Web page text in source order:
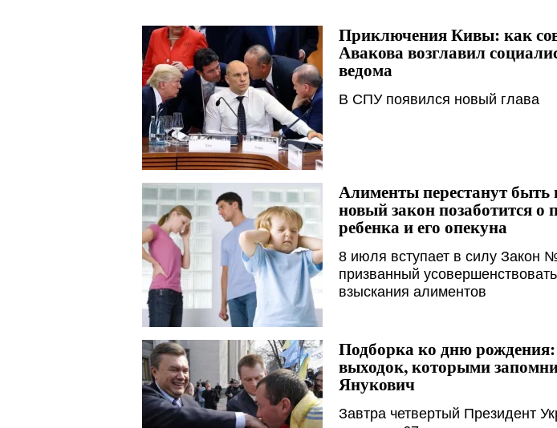
Приключения Кивы: как
Авакова возглавил
ведома
В СПУ появился новый глава
Алименты перестанут быть
новый закон позаботится о
ребенка и его опекуна
8 июля вступает в силу Закон
призванный
взыскания алиментов
Подборка ко дню
выходок, которыми
Янукович
Завтра четвертый Президент